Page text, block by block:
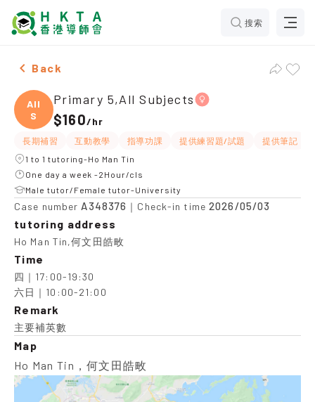
搜索
Female Primary 5,All Subjects，Ho Man Tin Tuition
Back
All
S
Primary 5,All Subjects
$160/hr
長期補習 互動教學 指導功課 提供練習題/試題 提供筆記
1 to 1 tutoring-Ho Man Tin
One day a week -2Hour/cls
Male tutor/Female tutor-University
Case number A348376 ｜Check-in time2026/05/03
tutoring address
Ho Man Tin,何文田皓畋
Time
四｜17:00-19:30
六日｜10:00-21:00
Remark
主要補英數
Map
Ho Man Tin，何文田皓畋